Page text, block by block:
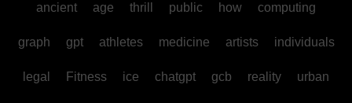
ancient age thrill public how computing
graph gpt athletes medicine artists individuals
legal Fitness ice chatgpt gcb reality urban